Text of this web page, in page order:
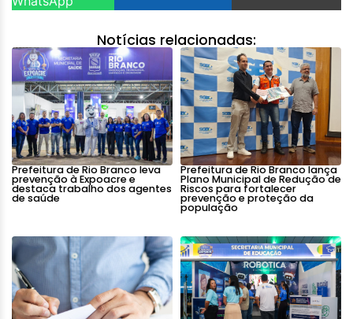
Notícias relacionadas:
Prefeitura de Rio Branco leva
prevenção à Expoacre e
destaca trabalho dos agentes
de saúde
Prefeitura de Rio Branco lança
Plano Municipal de Redução de
Riscos para fortalecer
prevenção e proteção da
população